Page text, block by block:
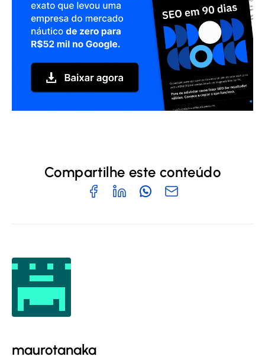
Compartilhe este conteúdo
maurotanaka